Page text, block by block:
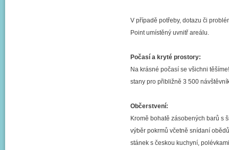
V případě potřeby, dotazu či
Point umístěný uvnitř areálu.
Počasí a kryté prostory:
Na krásné počasí se všichni
stany pro přibližně 3 500
Občerstvení:
Kromě bohatě zásobených barů s
výběr pokrmů včetně snídaní
stánek s českou kuchyní,